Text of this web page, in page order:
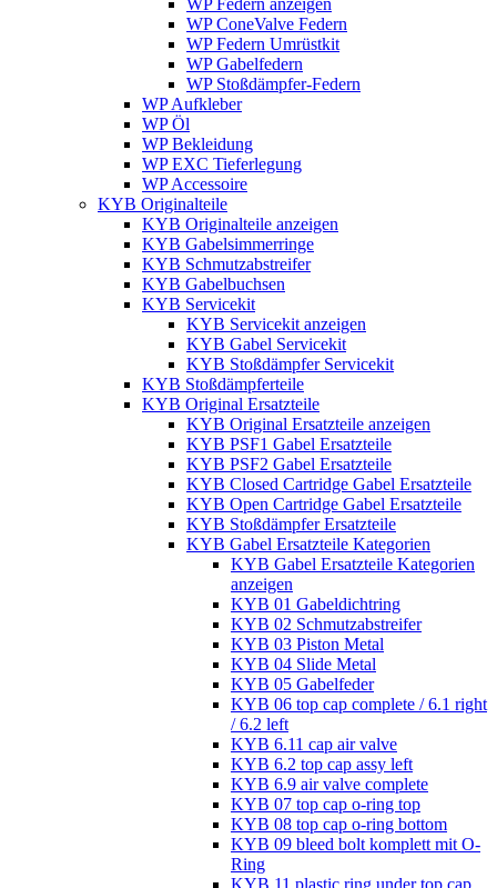
WP ConeValve Federn
WP Federn Umrüstkit
WP Gabelfedern
WP Stoßdämpfer-Federn
WP Aufkleber
WP Öl
WP Bekleidung
WP EXC Tieferlegung
WP Accessoire
KYB Originalteile
KYB Originalteile anzeigen
KYB Gabelsimmerringe
KYB Schmutzabstreifer
KYB Gabelbuchsen
KYB Servicekit
KYB Servicekit anzeigen
KYB Gabel Servicekit
KYB Stoßdämpfer Servicekit
KYB Stoßdämpferteile
KYB Original Ersatzteile
KYB Original Ersatzteile anzeigen
KYB PSF1 Gabel Ersatzteile
KYB PSF2 Gabel Ersatzteile
KYB Closed Cartridge Gabel Ersatzteile
KYB Open Cartridge Gabel Ersatzteile
KYB Stoßdämpfer Ersatzteile
KYB Gabel Ersatzteile Kategorien
KYB Gabel Ersatzteile Kategorien
anzeigen
KYB 01 Gabeldichtring
KYB 02 Schmutzabstreifer
KYB 03 Piston Metal
KYB 04 Slide Metal
KYB 05 Gabelfeder
KYB 06 top cap complete / 6.1 right
/ 6.2 left
KYB 6.11 cap air valve
KYB 6.2 top cap assy left
KYB 6.9 air valve complete
KYB 07 top cap o-ring top
KYB 08 top cap o-ring bottom
KYB 09 bleed bolt komplett mit O-
Ring
KYB 11 plastic ring under top cap